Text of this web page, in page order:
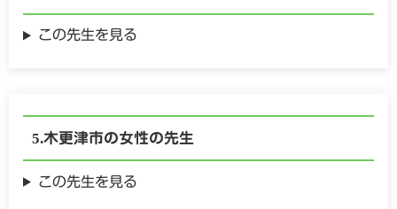
この先生を見る
木更津市の女性の先生
この先生を見る